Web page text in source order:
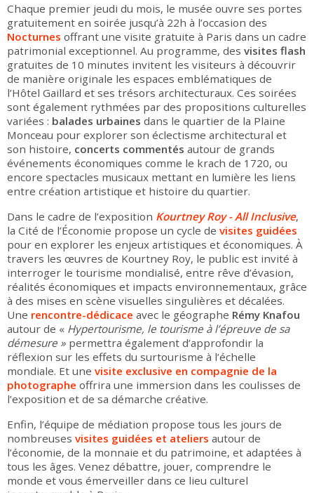
Chaque premier jeudi du mois, le musée ouvre ses portes
gratuitement en soirée jusqu’à 22h à l’occasion des
Nocturnes offrant une visite gratuite à Paris dans un cadre
patrimonial exceptionnel. Au programme, des visites flash
gratuites de 10 minutes invitent les visiteurs à découvrir
de manière originale les espaces emblématiques de
l’Hôtel Gaillard et ses trésors architecturaux. Ces soirées
sont également rythmées par des propositions culturelles
variées : balades urbaines dans le quartier de la Plaine
Monceau pour explorer son éclectisme architectural et
son histoire, concerts commentés autour de grands
événements économiques comme le krach de 1720, ou
encore spectacles musicaux mettant en lumière les liens
entre création artistique et histoire du quartier.
Dans le cadre de l’exposition Kourtney Roy - All Inclusive,
la Cité de l’Économie propose un cycle de visites guidées
pour en explorer les enjeux artistiques et économiques. À
travers les œuvres de Kourtney Roy, le public est invité à
interroger le tourisme mondialisé, entre rêve d’évasion,
réalités économiques et impacts environnementaux, grâce
à des mises en scène visuelles singulières et décalées.
Une rencontre-dédicace avec le géographe Rémy Knafou
autour de « Hypertourisme, le tourisme à l’épreuve de sa
démesure » permettra également d’approfondir la
réflexion sur les effets du surtourisme à l’échelle
mondiale. Et une visite exclusive en compagnie de la
photographe offrira une immersion dans les coulisses de
l’exposition et de sa démarche créative.
Enfin, l’équipe de médiation propose tous les jours de
nombreuses visites guidées et ateliers autour de
l’économie, de la monnaie et du patrimoine, et adaptées à
tous les âges. Venez débattre, jouer, comprendre le
monde et vous émerveiller dans ce lieu culturel